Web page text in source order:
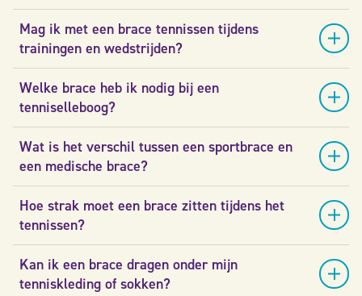
Mag ik met een brace tennissen tijdens
trainingen en wedstrijden?
Welke brace heb ik nodig bij een
tenniselleboog?
Wat is het verschil tussen een sportbrace en
een medische brace?
Hoe strak moet een brace zitten tijdens het
tennissen?
Kan ik een brace dragen onder mijn
tenniskleding of sokken?